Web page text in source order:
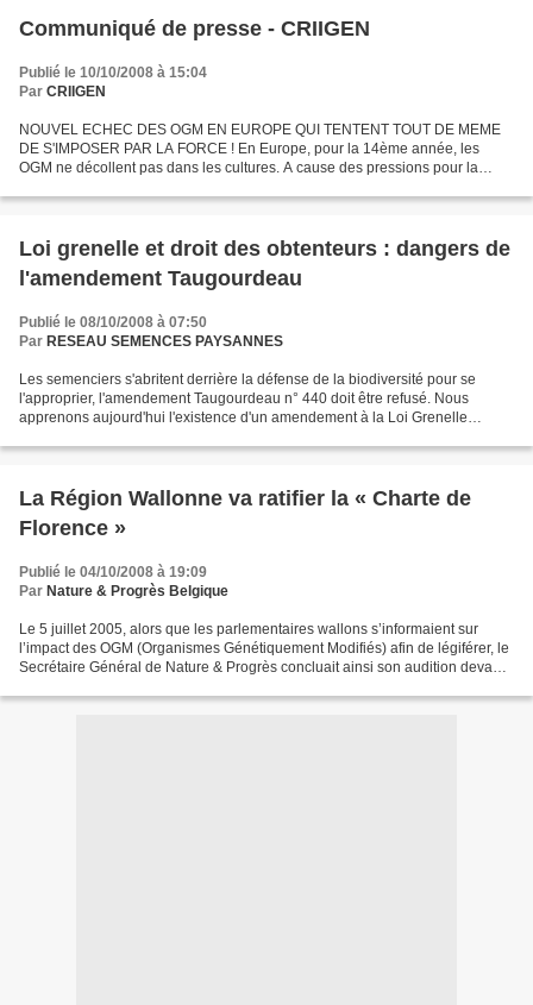
Communiqué de presse - CRIIGEN
Publié le 10/10/2008 à 15:04
Par CRIIGEN
NOUVEL ECHEC DES OGM EN EUROPE QUI TENTENT TOUT DE MEME
DE S'IMPOSER PAR LA FORCE ! En Europe, pour la 14ème année, les
OGM ne décollent pas dans les cultures. A cause des pressions pour la
Loi grenelle et droit des obtenteurs : dangers de
l'amendement Taugourdeau
Publié le 08/10/2008 à 07:50
Par RESEAU SEMENCES PAYSANNES
Les semenciers s'abritent derrière la défense de la biodiversité pour se
l'approprier, l'amendement Taugourdeau n° 440 doit être refusé. Nous
apprenons aujourd'hui l'existence d'un amendement à la Loi Grenelle
La Région Wallonne va ratifier la « Charte de
Florence »
Publié le 04/10/2008 à 19:09
Par Nature & Progrès Belgique
Le 5 juillet 2005, alors que les parlementaires wallons s’informaient sur
l’impact des OGM (Organismes Génétiquement Modifiés) afin de légiférer, le
Secrétaire Général de Nature & Progrès concluait ainsi son audition devant